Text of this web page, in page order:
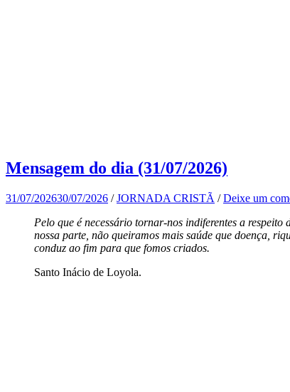
Mensagem do dia (31/07/2026)
31/07/202630/07/2026 /JORNADA CRISTÃ /Deixe um
Pelo que é necessário tornar-nos indiferentes a
nossa parte, não queiramos mais saúde que doença,
conduz ao fim para que fomos criados.
Santo Inácio de Loyola.